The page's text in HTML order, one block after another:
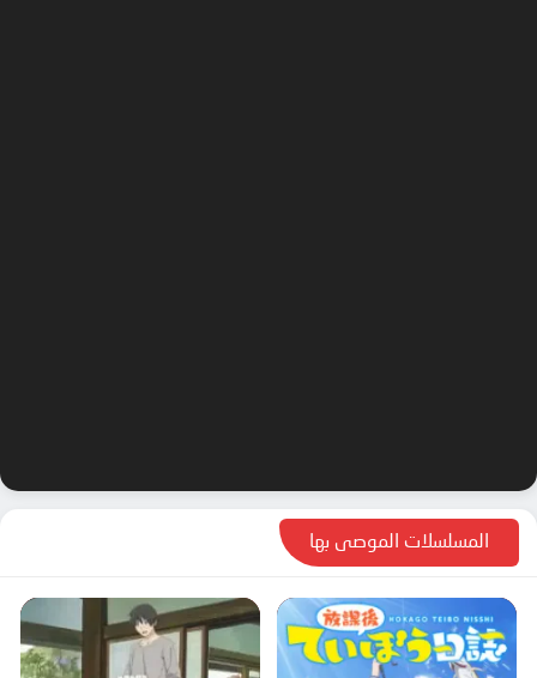
المسلسلات الموصى بها